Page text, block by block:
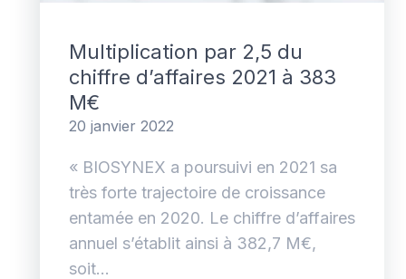
Multiplication par 2,5 du
chiffre d’affaires 2021 à 383
M€
20 janvier 2022
« BIOSYNEX a poursuivi en 2021 sa
très forte trajectoire de croissance
entamée en 2020. Le chiffre d’affaires
annuel s’établit ainsi à 382,7 M€,
soit...